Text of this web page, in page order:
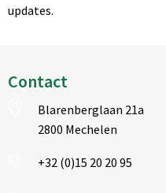
updates.
Contact
Blarenberglaan 21a
2800 Mechelen
+32 (0)15 20 20 95